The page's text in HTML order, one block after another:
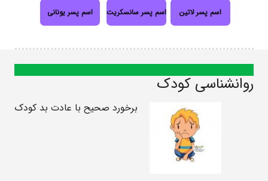
اسم پسر لاتین اسم پسر سانسکریت اسم پسر یونانی
روانشناسی کودک
برخورد صحیح با عادت بد کودک